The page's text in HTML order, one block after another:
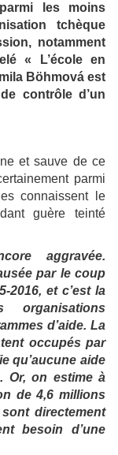
les moins
tchèque
notamment
« L’école en
Böhmová est
contrôle d’un
et sauve de ce
parmi
connaissent le
guère teinté
aggravée.
par le coup
2016, et c’est la
d’aide. La
occupés par
qu’aucune aide
Or, on estime à
de 4,6 millions
directement
besoin d’une